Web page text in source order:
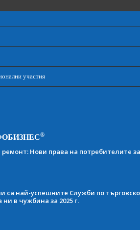
участия
®
ремонт: Нови права на потребителите
са най-успешните Служби по
ни в чужбина за 2025 г.